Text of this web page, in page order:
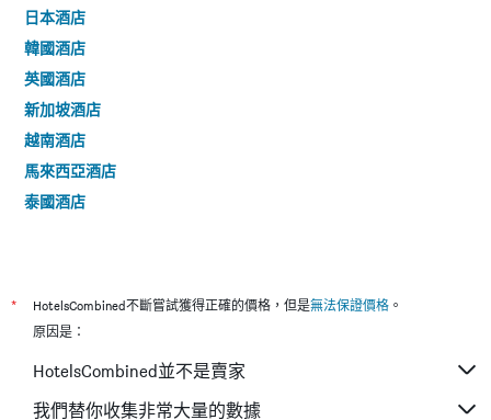
日本酒店
韓國酒店
英國酒店
新加坡酒店
越南酒店
馬來西亞酒店
泰國酒店
* HotelsCombined不斷嘗試獲得正確的價格，但是無法保證價格 。
原因是：
HotelsCombined並不是賣家
我們替你收集非常大量的數據